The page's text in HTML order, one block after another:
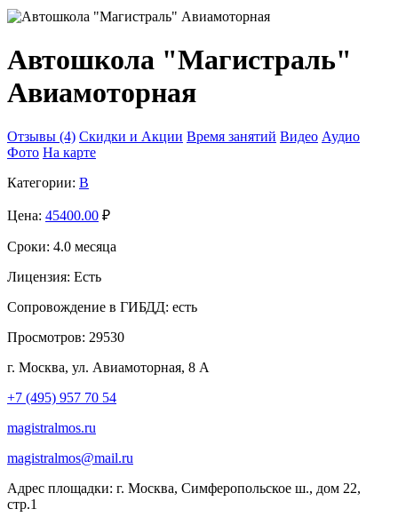
Автошкола "Магистраль"
Авиамоторная
Отзывы (4) Скидки и Акции Время занятий Видео Аудио
Фото На карте
Категории: B
Цена: 45400.00 ₽
Сроки: 4.0 месяца
Лицензия: Есть
Сопровождение в ГИБДД: есть
Просмотров: 29530
г. Москва, ул. Авиамоторная, 8 А
+7 (495) 957 70 54
magistralmos.ru
magistralmos@mail.ru
Адрес площадки: г. Москва, Симферопольское ш., дом 22,
стр.1